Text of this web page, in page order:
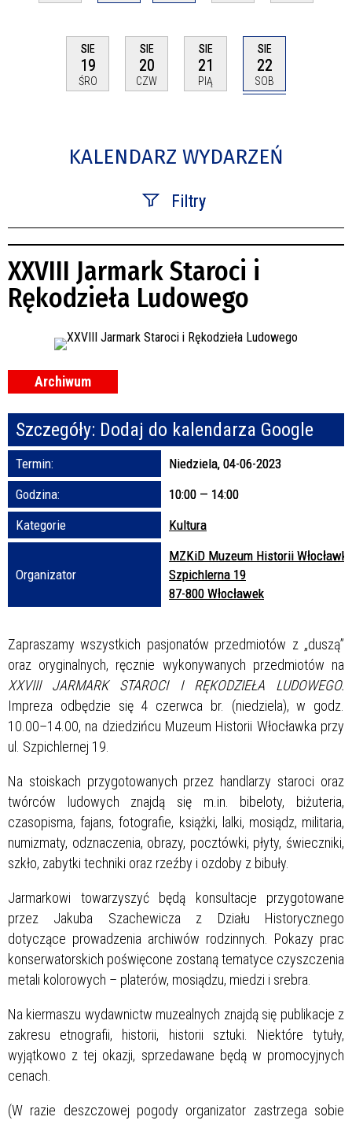
SIE
19
ŚRO
SIE
20
CZW
SIE
21
PIĄ
SIE
22
SOB
KALENDARZ WYDARZEŃ
Filtry
Kategoria
—
Organizator
Promowane
XXVIII Jarmark Staroci i
Rękodzieła Ludowego
Archiwum
Szczegóły: Dodaj do kalendarza Google
Termin:
Niedziela, 04-06-2023
Godzina:
10:00 — 14:00
Kategorie
Kultura
Organizator
MZKiD Muzeum Historii
Szpichlerna 19
87-800 Włocławek
Zapraszamy wszystkich pasjonatów przedmiotów z „duszą”
oraz oryginalnych, ręcznie wykonywanych przedmiotów na
XXVIII JARMARK STAROCI I RĘKODZIEŁA LUDOWEGO.
Impreza odbędzie się 4 czerwca br. (niedziela), w godz.
10.00–14.00, na dziedzińcu Muzeum Historii Włocławka przy
ul. Szpichlernej 19.
Na stoiskach przygotowanych przez handlarzy staroci oraz
twórców ludowych znajdą się m.in. bibeloty, biżuteria,
czasopisma, fajans, fotografie, książki, lalki, mosiądz, militaria,
numizmaty, odznaczenia, obrazy, pocztówki, płyty, świeczniki,
szkło, zabytki techniki oraz rzeźby i ozdoby z bibuły.
Jarmarkowi towarzyszyć będą konsultacje przygotowane
przez Jakuba Szachewicza z Działu Historycznego
dotyczące prowadzenia archiwów rodzinnych. Pokazy prac
konserwatorskich poświęcone zostaną tematyce czyszczenia
metali kolorowych – platerów, mosiądzu, miedzi i srebra.
Na kiermaszu wydawnictw muzealnych znajdą się publikacje z
zakresu etnografii, historii, historii sztuki. Niektóre tytuły,
wyjątkowo z tej okazji, sprzedawane będą w promocyjnych
cenach.
(W razie deszczowej pogody organizator zastrzega sobie